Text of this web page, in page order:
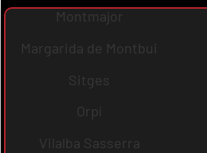
Montmajor
Margarida de Montbui
Sitges
Orpí
Vilalba Sasserra